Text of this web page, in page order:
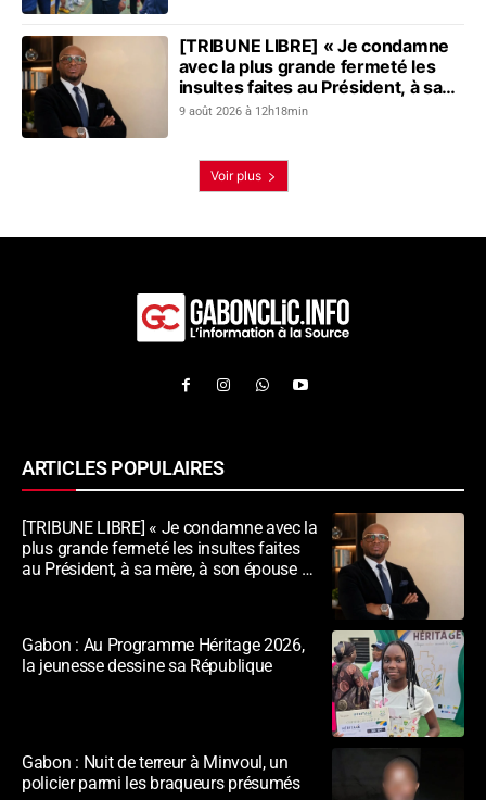
[TRIBUNE LIBRE] « Je condamne
avec la plus grande fermeté les
insultes faites au Président, à sa
mère, à son épouse et au peuple
9 août 2026 à 12h18min
Voir plus
ARTICLES POPULAIRES
[TRIBUNE LIBRE] « Je condamne avec la
plus grande fermeté les insultes faites
au Président, à sa mère, à son épouse et
Gabon : Au Programme Héritage 2026,
la jeunesse dessine sa République
Gabon : Nuit de terreur à Minvoul, un
policier parmi les braqueurs présumés